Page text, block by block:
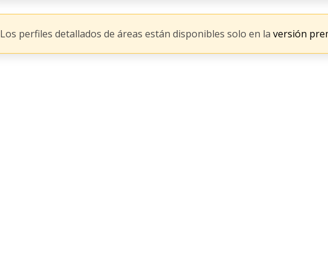
Los perfiles detallados de áreas están disponibles solo en la versión